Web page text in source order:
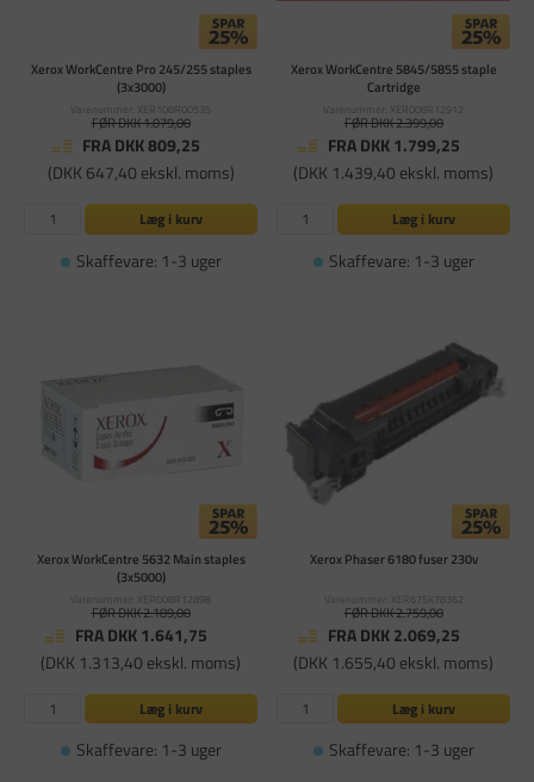
Xerox WorkCentre Pro 245/255 staples
(3x3000)
Varenummer: XER108R00535
FØR DKK 1.079,00
FRA DKK 809,25
(DKK 647,40 ekskl. moms)
Læg i kurv
Skaffevare: 1-3 uger
Xerox WorkCentre 5845/5855 staple
Cartridge
Varenummer: XER008R12912
FØR DKK 2.399,00
FRA DKK 1.799,25
(DKK 1.439,40 ekskl. moms)
Læg i kurv
Skaffevare: 1-3 uger
Xerox WorkCentre 5632 Main staples
(3x5000)
Varenummer: XER008R12898
FØR DKK 2.189,00
FRA DKK 1.641,75
(DKK 1.313,40 ekskl. moms)
Læg i kurv
Skaffevare: 1-3 uger
Xerox Phaser 6180 fuser 230v
Varenummer: XER675K78362
FØR DKK 2.759,00
FRA DKK 2.069,25
(DKK 1.655,40 ekskl. moms)
Læg i kurv
Skaffevare: 1-3 uger